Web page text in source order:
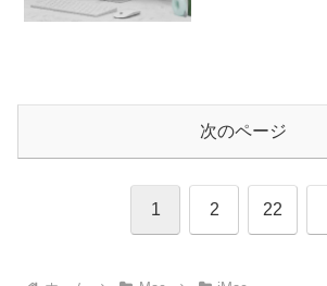
次のページ
1 2 22